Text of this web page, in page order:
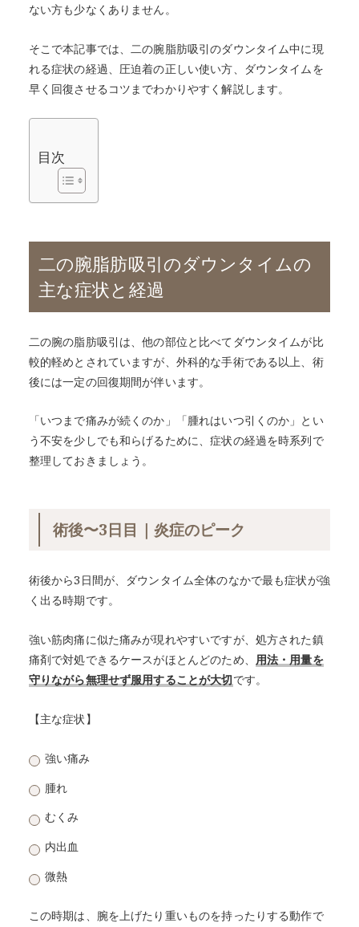
ない方も少なくありません。
そこで本記事では、二の腕脂肪吸引のダウンタイム中に現
れる症状の経過、圧迫着の正しい使い方、ダウンタイムを
早く回復させるコツまでわかりやすく解説します。
目次
二の腕脂肪吸引のダウンタイムの
主な症状と経過
二の腕の脂肪吸引は、他の部位と比べてダウンタイムが比
較的軽めとされていますが、外科的な手術である以上、術
後には一定の回復期間が伴います。
「いつまで痛みが続くのか」「腫れはいつ引くのか」とい
う不安を少しでも和らげるために、症状の経過を時系列で
整理しておきましょう。
術後〜3日目｜炎症のピーク
術後から3日間が、ダウンタイム全体のなかで最も症状が強
く出る時期です。
強い筋肉痛に似た痛みが現れやすいですが、処方された鎮
痛剤で対処できるケースがほとんどのため、 用法・用量を
守りながら無理せず服用することが大切です。
【主な症状】
強い痛み
腫れ
むくみ
内出血
微熱
この時期は、腕を上げたり重いものを持ったりする動作で